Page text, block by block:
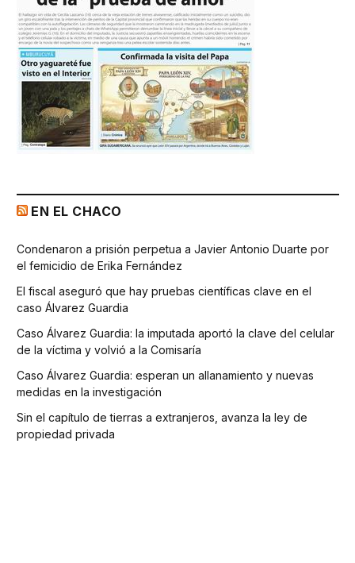
EN EL CHACO
Condenaron a prisión perpetua a Javier Antonio Duarte por
el femicidio de Erika Fernández
El fiscal aseguró que hay pruebas científicas clave en el
caso Álvarez Guardia
Caso Álvarez Guardia: la imputada aportó la clave del celular
de la víctima y volvió a la Comisaría
Caso Álvarez Guardia: esperan un allanamiento y nuevas
medidas en la investigación
Sin el capítulo de tierras a extranjeros, avanza la ley de
propiedad privada